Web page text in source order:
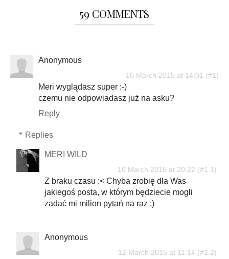
59 COMMENTS
Anonymous
10 March 2015 at 14:01
Meri wyglądasz super :-)
czemu nie odpowiadasz już na asku?
Reply
Replies
MERI WILD
10 March 2015 at 20:22
Z braku czasu :< Chyba zrobię dla Was
jakiegoś posta, w którym będziecie mogli
zadać mi milion pytań na raz ;)
Anonymous
12 March 2015 at 11:14